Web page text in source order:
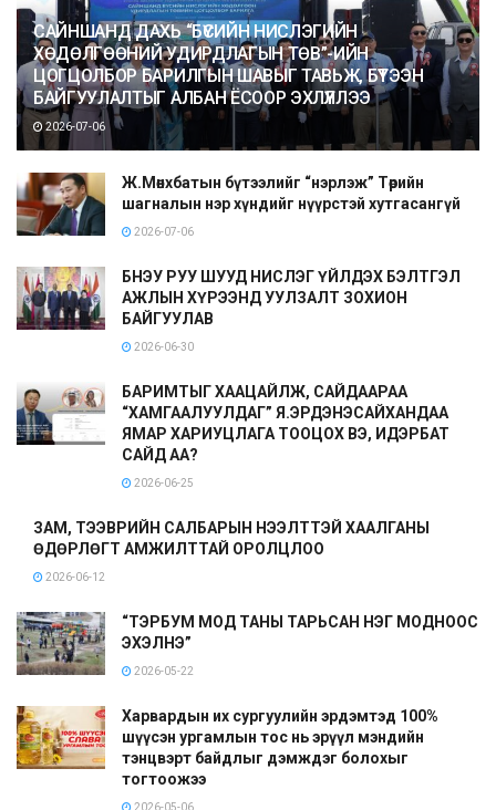
САЙНШАНД ДАХЬ “БҮСИЙН НИСЛЭГИЙН
ХӨДӨЛГӨӨНИЙ УДИРДЛАГЫН ТӨВ”-ИЙН
ЦОГЦОЛБОР БАРИЛГЫН ШАВЫГ ТАВЬЖ, БҮТЭЭН
БАЙГУУЛАЛТЫГ АЛБАН ЁСООР ЭХЛҮҮЛЛЭЭ
2026-07-06
Ж.Мөнхбатын бүтээлийг “нэрлэж” Төрийн
шагналын нэр хүндийг нүүрстэй хутгасангүй
2026-07-06
БНЭУ РУУ ШУУД НИСЛЭГ ҮЙЛДЭХ БЭЛТГЭЛ
АЖЛЫН ХҮРЭЭНД УУЛЗАЛТ ЗОХИОН
БАЙГУУЛАВ
2026-06-30
БАРИМТЫГ ХААЦАЙЛЖ, САЙДААРАА
“ХАМГААЛУУЛДАГ” Я.ЭРДЭНЭСАЙХАНДАА
ЯМАР ХАРИУЦЛАГА ТООЦОХ ВЭ, ИДЭРБАТ
САЙД АА?
2026-06-25
ЗАМ, ТЭЭВРИЙН САЛБАРЫН НЭЭЛТТЭЙ ХААЛГАНЫ
ӨДӨРЛӨГТ АМЖИЛТТАЙ ОРОЛЦЛОО
2026-06-12
“ТЭРБУМ МОД ТАНЫ ТАРЬСАН НЭГ МОДНООС
ЭХЭЛНЭ”
2026-05-22
Харвардын их сургуулийн эрдэмтэд 100%
шүүсэн ургамлын тос нь эрүүл мэндийн
тэнцвэрт байдлыг дэмждэг болохыг
тогтоожээ
2026-05-06